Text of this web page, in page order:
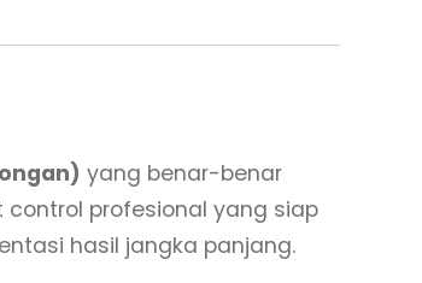
yang benar-benar
profesional yang siap
hasil jangka panjang.